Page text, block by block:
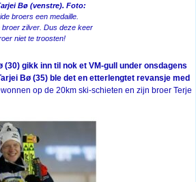
Bø (venstre). Foto:
broers een medaille.
zilver. Dus deze keer
niet te troosten!
(30) gikk inn til nok et VM-gull under onsdagens
Bø (35) ble det en etterlengtet revansje med
op de 20km ski-schieten en zijn broer Terje